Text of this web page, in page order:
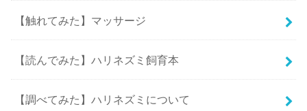
【触れてみた】マッサージ
【読んでみた】ハリネズミ飼育本
【調べてみた】ハリネズミについて